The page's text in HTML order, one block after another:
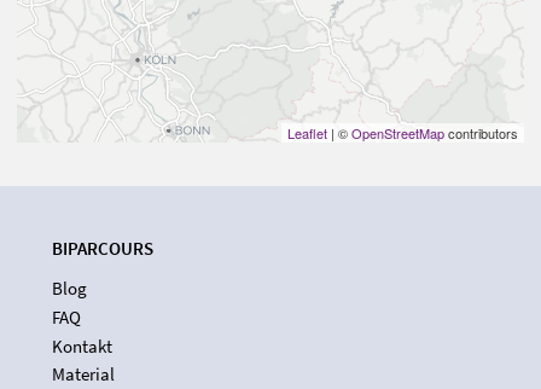
Leaflet | ©OpenStreetMapcontributors
BIPARCOURS
Blog
FAQ
Kontakt
Material